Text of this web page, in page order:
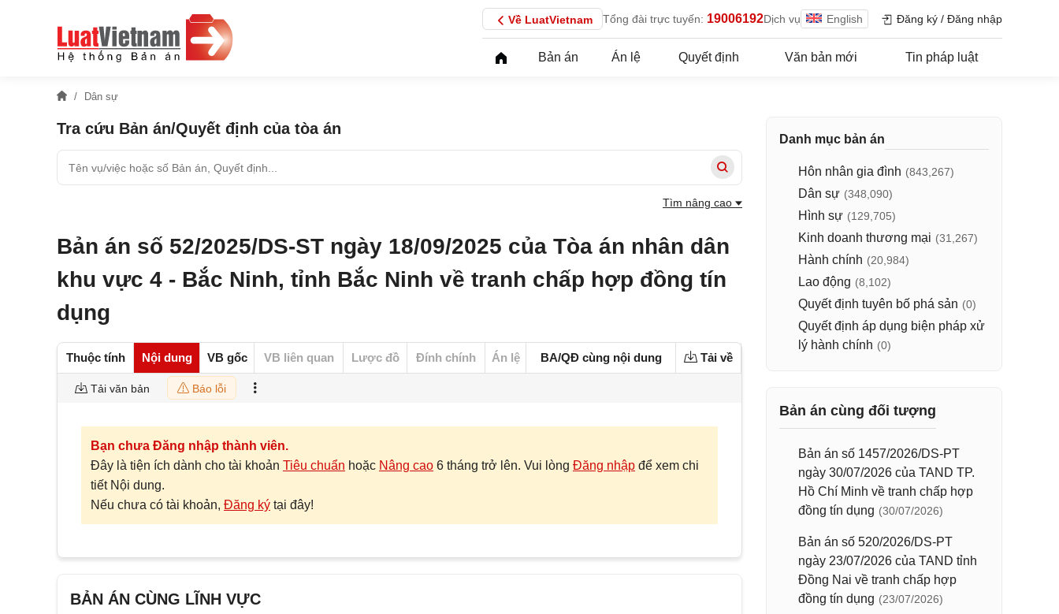
Về LuatVietnam Tổng đài trực tuyến: 19006192Dịch vụ English Đăng ký / Đăng nhập
Bản án Án lệ Quyết định Văn bản mới Tin pháp luật
Dân sự
Tra cứu Bản án/Quyết định của tòa án
Tìm nâng cao
Bản án số 52/2025/DS-ST ngày 18/09/2025 của Tòa án nhân dân
khu vực 4 - Bắc Ninh, tỉnh Bắc Ninh về tranh chấp hợp đồng tín
dụng
Thuộc tính Nội dung VB gốc VB liên quan Lược đồ Đính chính Án lệ BA/QĐ cùng nội dung Tải về
Tải văn bản Báo lỗi
Bạn chưa Đăng nhập thành viên.
Đây là tiện ích dành cho tài khoản Tiêu chuẩn hoặc Nâng cao 6 tháng trở lên. Vui lòng Đăng nhập để xem chi
tiết Nội dung.
Nếu chưa có tài khoản, Đăng ký tại đây!
BẢN ÁN CÙNG LĨNH VỰC
Danh mục bản án
Hôn nhân gia đình (843,267)
Dân sự (348,090)
Hình sự (129,705)
Kinh doanh thương mại (31,267)
Hành chính (20,984)
Lao động (8,102)
Quyết định tuyên bố phá sản (0)
Quyết định áp dụng biện pháp xử
lý hành chính (0)
Bản án cùng đối tượng
Bản án số 1457/2026/DS-PT
ngày 30/07/2026 của TAND TP.
Hồ Chí Minh về tranh chấp hợp
đồng tín dụng (30/07/2026)
Bản án số 520/2026/DS-PT
ngày 23/07/2026 của TAND tỉnh
Đồng Nai về tranh chấp hợp
đồng tín dụng (23/07/2026)